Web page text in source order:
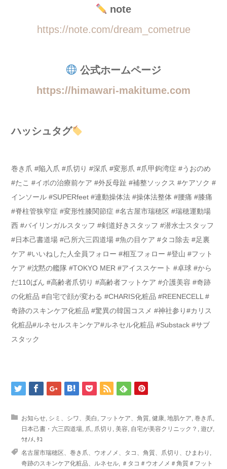
note
https://note.com/dream_cometrue
公式ホームページ
https://himawari-makitume.com
ハッシュタグ
巻き爪 #陥入爪 #爪切り #深爪 #変形爪 #爪甲鉤湾症 #うおのめ
#たこ #イボの治療前ケア #外反母趾 #補整ソックス #ケアソク #
インソール #SUPERfeet #連動操体法 #操体法整体 #腰痛 #膝痛
#脊柱管狭窄症 #変形性膝関節症 #名古屋市瑞穂区 #瑞穂運動場
西 #バイリンガルスタッフ #剣道好きスタッフ #潜水士スタッフ
#日本己書道場 #己所六三四道場 #魚の目ケア #タコ除去 #足裏
ケア #いいねした人全員フォロー #相互フォロー #登山 #フット
ケア #沈黙の艦隊 #TOKYO MER #アイススケート #卓球 #から
だ110ばん #高齢者爪切り #高齢者フットケア #介護美容 #奇跡
の化粧品 #自宅で顔が変わる #CHARIS化粧品 #REENECELL #
奇跡のスキンケア化粧品 #驚異の韓国コスメ #神社参り#カリス
化粧品#ルネセルスキンケア#ルネセル化粧品 #Substack #サブ
スタック
お知らせ, シミ、シワ、美白 , フットケア、角質, 健康, 地肌ケア, 巻き爪,
日本己書・六三四道場, 爪, 爪切り , 美容, 自宅が美容クリニック？ , 遊び,
ｳｵﾉﾒ､ﾀｺ
名古屋市瑞穂区、巻き爪、ウオノメ、タコ、角質、爪切り、ひまわり ,
奇跡のスキンケア化粧品、ルネセル, ＃タコ＃ウオノメ＃角質＃フット